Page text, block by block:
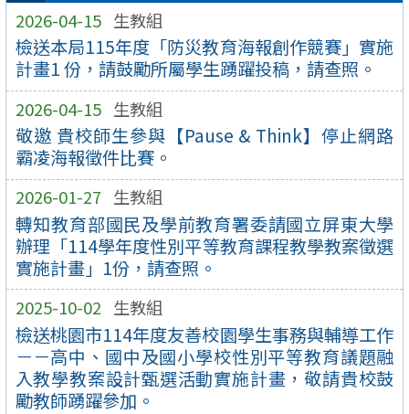
2026-04-15 生教組
檢送本局115年度「防災教育海報創作競賽」實施
計畫1 份，請鼓勵所屬學生踴躍投稿，請查照。
2026-04-15 生教組
敬邀 貴校師生參與【Pause & Think】停止網路
霸凌海報徵件比賽。
2026-01-27 生教組
轉知教育部國民及學前教育署委請國立屏東大學
辦理「114學年度性別平等教育課程教學教案徵選
實施計畫」1份，請查照。
2025-10-02 生教組
檢送桃園市114年度友善校園學生事務與輔導工作
－－高中、國中及國小學校性別平等教育議題融
入教學教案設計甄選活動實施計畫，敬請貴校鼓
勵教師踴躍參加。